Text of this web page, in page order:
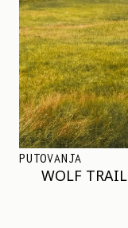
PUTOVANJA
WOLF